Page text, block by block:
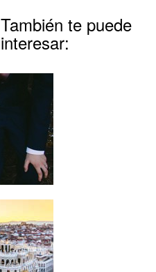
También te puede
interesar: